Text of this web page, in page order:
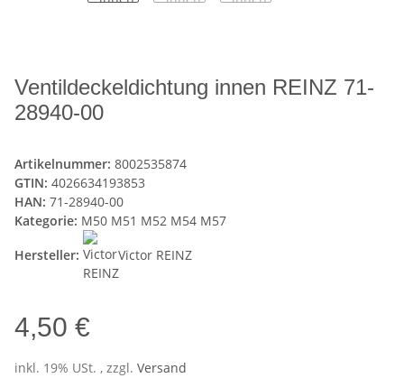
Ventildeckeldichtung innen REINZ 71-
28940-00
Artikelnummer: 8002535874
GTIN: 4026634193853
HAN: 71-28940-00
Kategorie: M50 M51 M52 M54 M57
Hersteller:
Victor REINZ
4,50 €
inkl. 19% USt. , zzgl. Versand